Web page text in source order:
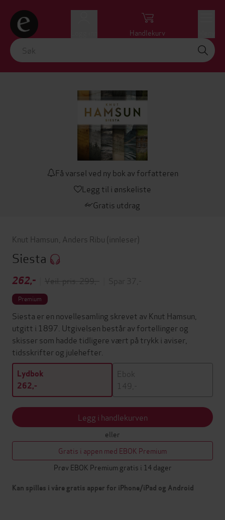
Handlekurv
Få varsel ved ny bok av forfatteren
Legg til i ønskeliste
Gratis utdrag
Knut Hamsun Anders Ribu (innleser)
Siesta
262,- Veil. pris: 299,- Spar 37,-
Premium
Siesta er en novellesamling skrevet av Knut Hamsun,
utgitt i 1897. Utgivelsen består av fortellinger og
skisser som hadde tidligere vært på trykk i aviser,
tidsskrifter og julehefter.
Lydbok
262,-
Ebok
149,-
Legg i handlekurven
eller
Gratis i appen med EBOK Premium
Prøv EBOK Premium gratis i 14 dager
Kan spilles i våre gratis apper for iPhone/iPad og Android